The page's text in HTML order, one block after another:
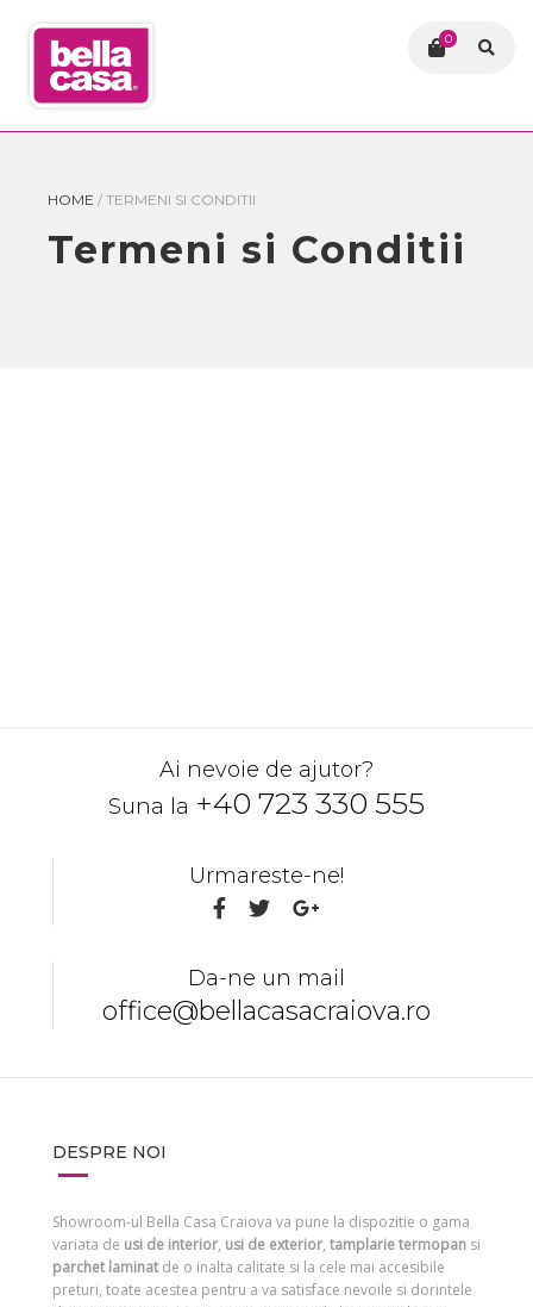
0
HOME / TERMENI SI CONDITII
Termeni si Conditii
Ai nevoie de ajutor?
Suna la +40 723 330 555
Urmareste-ne!
Da-ne un mail
office@bellacasacraiova.ro
DESPRE NOI
Showroom-ul Bella Casa Craiova va pune la dispozitie o gama
variata de usi de interior, usi de exterior, tamplarie termopansi
parchet laminatde o inalta calitate si la cele mai accesibile
preturi, toate acestea pentru a va satisface nevoile si dorintele